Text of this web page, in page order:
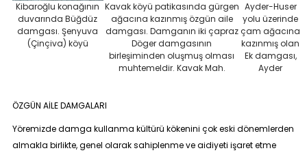
Kibaroğlu konağının
duvarında Büğdüz
damgası. Şenyuva
(Çinçiva) köyü
Kavak köyü patikasında gürgen
ağacına kazınmış özgün aile
damgası. Damganın iki çapraz
Döger damgasının
birleşiminden oluşmuş olması
muhtemeldir. Kavak Mah.
Ayder-Huser
yolu üzerinde
çam ağacına
kazınmış olan
Ek damgası,
Ayder
ÖZGÜN AİLE DAMGALARI
Yöremizde damga kullanma kültürü kökenini çok eski dönemlerden
almakla birlikte, genel olarak sahiplenme ve aidiyeti işaret etme